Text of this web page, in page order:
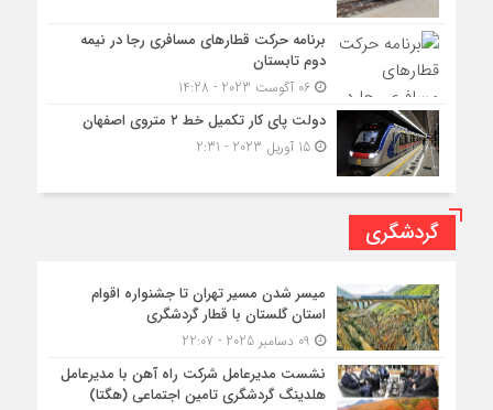
برنامه حرکت قطارهای مسافری رجا در نیمه
دوم تابستان
06 آگوست 2023 - 14:28
دولت پای کار تکمیل خط ۲ متروی اصفهان
15 آوریل 2023 - 2:31
گردشگری
میسر شدن مسیر تهران تا جشنواره اقوام
استان گلستان با قطار گردشگری
نشست مدیرعامل شرکت راه آهن با مدیرعامل
هلدینگ گردشگری تامین اجتماعی (هگتا)